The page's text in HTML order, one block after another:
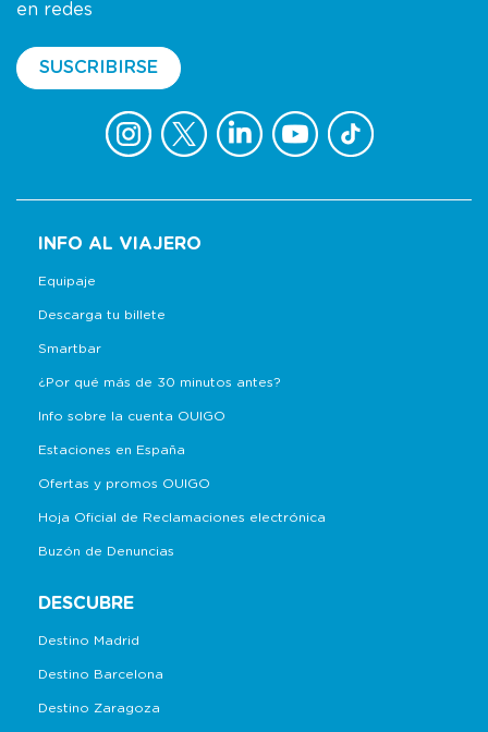
en redes
SUSCRIBIRSE
INFO AL VIAJERO
Equipaje
Descarga tu billete
Smartbar
¿Por qué más de 30 minutos antes?
Info sobre la cuenta OUIGO
Estaciones en España
Ofertas y promos OUIGO
Hoja Oficial de Reclamaciones electrónica
Buzón de Denuncias
DESCUBRE
Destino Madrid
Destino Barcelona
Destino Zaragoza